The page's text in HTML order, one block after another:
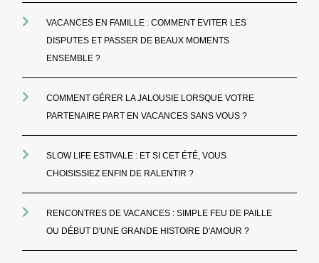
VACANCES EN FAMILLE : COMMENT EVITER LES
DISPUTES ET PASSER DE BEAUX MOMENTS
ENSEMBLE ?
COMMENT GÉRER LA JALOUSIE LORSQUE VOTRE
PARTENAIRE PART EN VACANCES SANS VOUS ?
SLOW LIFE ESTIVALE : ET SI CET ÉTÉ, VOUS
CHOISISSIEZ ENFIN DE RALENTIR ?
RENCONTRES DE VACANCES : SIMPLE FEU DE PAILLE
OU DÉBUT D'UNE GRANDE HISTOIRE D'AMOUR ?